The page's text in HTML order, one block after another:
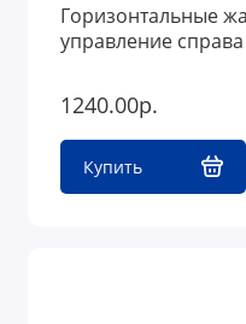
Горизонтальные
управление справа
1240.00р.
Купить